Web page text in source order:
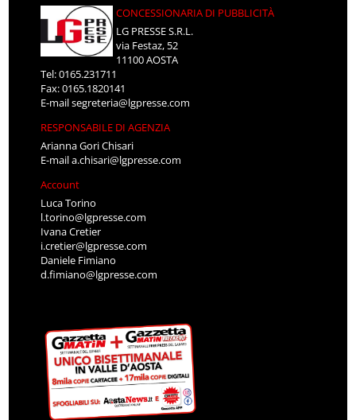
CONCESSIONARIA DI PUBBLICITÀ
LG PRESSE S.R.L.
via Festaz, 52
11100 AOSTA
Tel: 0165.231711
Fax: 0165.1820141
E-mailsegreteria@lgpresse.com
RESPONSABILE DI AGENZIA
Arianna Gori Chisari
E-maila.chisari@lgpresse.com
Account
Luca Torino
l.torino@lgpresse.com
Ivana Cretier
i.cretier@lgpresse.com
Daniele Fimiano
d.fimiano@lgpresse.com